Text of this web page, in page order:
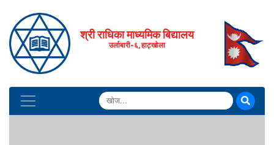
श्री राधिका माध्यमिक बिद्यालय
उर्लाबारी-६, हाट्खोला